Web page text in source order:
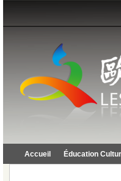
Accueil Éducation